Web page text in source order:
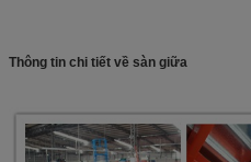
Thông tin chi tiết về sàn giữa